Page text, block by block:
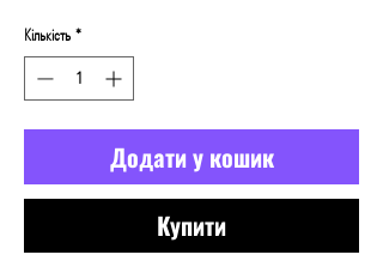
Кількість *
Додати у кошик
Купити